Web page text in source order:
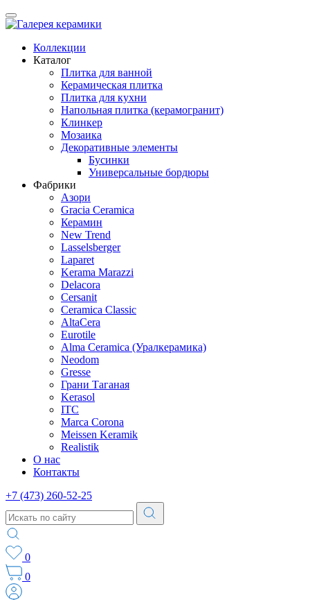
Коллекции
Каталог
Плитка для ванной
Керамическая плитка
Плитка для кухни
Напольная плитка (керамогранит)
Клинкер
Мозаика
Декоративные элементы
Бусинки
Универсальные бордюры
Фабрики
Азори
Gracia Ceramica
Керамин
New Trend
Lasselsberger
Laparet
Kerama Marazzi
Delacora
Cersanit
Ceramica Classic
AltaCera
Eurotile
Alma Ceramica (Уралкерамика)
Neodom
Gresse
Грани Таганая
Kerasol
ITC
Marca Corona
Meissen Keramik
Realistik
О нас
Контакты
+7 (473) 260-52-25
0
0